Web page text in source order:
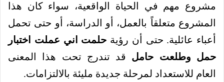
مشروع مهم في الحياة الواقعية، سواء كان هذا
المشروع متعلقاً بالعمل، أو الدراسة، أو حتى تحمل
أعباء عائلية. حتى أن رؤية حلمت اني عملت اختبار
حمل وطلعت حامل قد تندرج تحت هذا المعنى
العام للاستعداد لمرحلة جديدة مليئة بالالتزامات.